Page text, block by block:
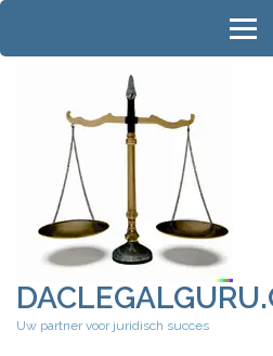
Ga
inhoud
Uw partner voor juridisch succes